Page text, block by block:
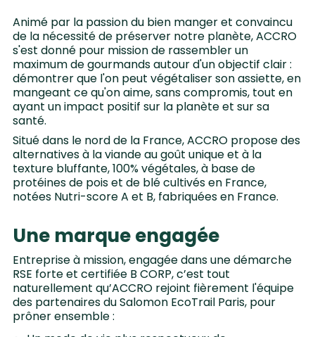
Animé par la passion du bien manger et convaincu
de la nécessité de préserver notre planète, ACCRO
s'est donné pour mission de rassembler un
maximum de gourmands autour d'un objectif clair :
démontrer que l'on peut végétaliser son assiette, en
mangeant ce qu'on aime, sans compromis, tout en
ayant un impact positif sur la planète et sur sa
santé.
Situé dans le nord de la France, ACCRO propose des
alternatives à la viande au goût unique et à la
texture bluffante, 100% végétales, à base de
protéines de pois et de blé cultivés en France,
notées Nutri-score A et B, fabriquées en France.
Une marque engagée
Entreprise à mission, engagée dans une démarche
RSE forte et certifiée B CORP, c’est tout
naturellement qu’ACCRO rejoint fièrement l'équipe
des partenaires du Salomon EcoTrail Paris, pour
prôner ensemble :